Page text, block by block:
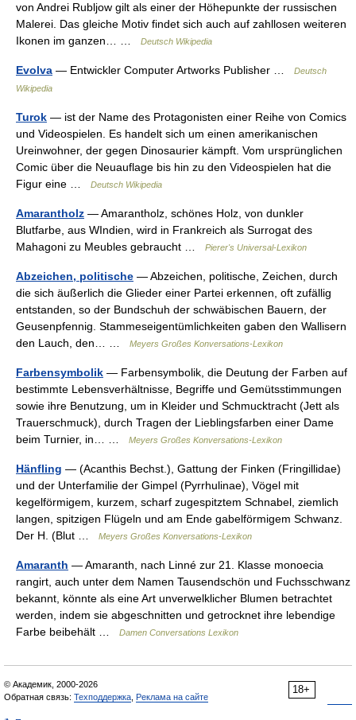
von Andrei Rubljow gilt als einer der Höhepunkte der russischen
Malerei. Das gleiche Motiv findet sich auch auf zahllosen weiteren
Ikonen im ganzen… …
Deutsch Wikipedia
Evolva — Entwickler Computer Artworks Publisher …
Deutsch
Wikipedia
Turok — ist der Name des Protagonisten einer Reihe von Comics
und Videospielen. Es handelt sich um einen amerikanischen
Ureinwohner, der gegen Dinosaurier kämpft. Vom ursprünglichen
Comic über die Neuauflage bis hin zu den Videospielen hat die
Figur eine …
Deutsch Wikipedia
Amarantholz — Amarantholz, schönes Holz, von dunkler
Blutfarbe, aus WIndien, wird in Frankreich als Surrogat des
Mahagoni zu Meubles gebraucht …
Pierer's Universal-Lexikon
Abzeichen, politische — Abzeichen, politische, Zeichen, durch
die sich äußerlich die Glieder einer Partei erkennen, oft zufällig
entstanden, so der Bundschuh der schwäbischen Bauern, der
Geusenpfennig. Stammeseigentümlichkeiten gaben den Wallisern
den Lauch, den… …
Meyers Großes Konversations-Lexikon
Farbensymbolik — Farbensymbolik, die Deutung der Farben auf
bestimmte Lebensverhältnisse, Begriffe und Gemütsstimmungen
sowie ihre Benutzung, um in Kleider und Schmucktracht (Jett als
Trauerschmuck), durch Tragen der Lieblingsfarben einer Dame
beim Turnier, in… …
Meyers Großes Konversations-Lexikon
Hänfling — (Acanthis Bechst.), Gattung der Finken (Fringillidae)
und der Unterfamilie der Gimpel (Pyrrhulinae), Vögel mit
kegelförmigem, kurzem, scharf zugespitztem Schnabel, ziemlich
langen, spitzigen Flügeln und am Ende gabelförmigem Schwanz.
Der H. (Blut …
Meyers Großes Konversations-Lexikon
Amaranth — Amaranth, nach Linné zur 21. Klasse monoecia
rangirt, auch unter dem Namen Tausendschön und Fuchsschwanz
bekannt, könnte als eine Art unverwelklicher Blumen betrachtet
werden, indem sie abgeschnitten und getrocknet ihre lebendige
Farbe beibehält …
Damen Conversations Lexikon
18+
© Академик, 2000-2026
Обратная связь: Техподдержка Реклама на сайте